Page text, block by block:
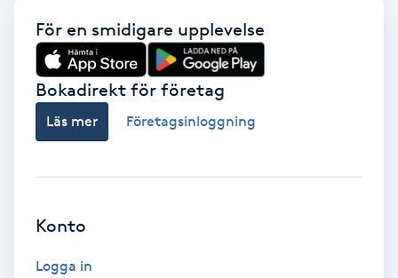
Barnklippning
BIAB
Blowout
Brynformning
Brynfärgning
För en smidigare upplevelse
Bokadirekt för företag
Läs mer Företagsinloggning
Konto
Logga in